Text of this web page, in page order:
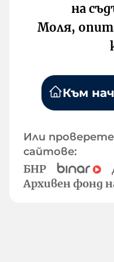
на
Моля,
Към
Или
сайтове:
БНР
Архивен фонд